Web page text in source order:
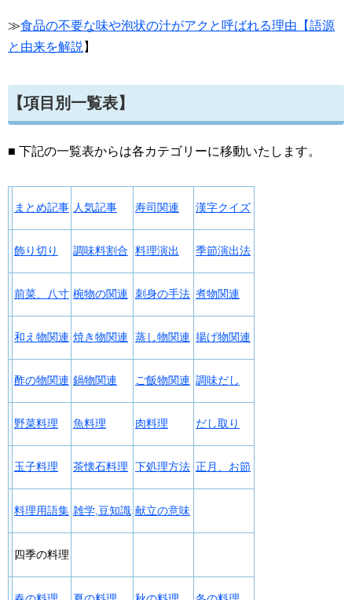
≫食品の不要な味や泡状の汁がアクと呼ばれる理由【語源
と由来を解説 】
【項目別一覧表】
■ 下記の一覧表からは各カテゴリーに移動いたします。
まとめ記事 人気記事 寿司関連 漢字クイズ
飾り切り 調味料割合 料理演出 季節演出法
前菜、八寸 椀物の関連 刺身の手法 煮物関連
和え物関連 焼き物関連 蒸し物関連 揚げ物関連
酢の物関連 鍋物関連 ご飯物関連 調味だし
野菜料理 魚料理 肉料理 だし取り
玉子料理 茶懐石料理 下処理方法 正月、お節
料理用語集 雑学,豆知識 献立の意味
四季の料理